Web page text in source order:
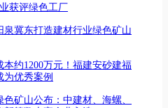
获评绿色工厂
泉冀东打造建材行业绿色矿山
本约1200万元！福建安砂建福
为优秀案例
矿山公布：中建材、海螺、